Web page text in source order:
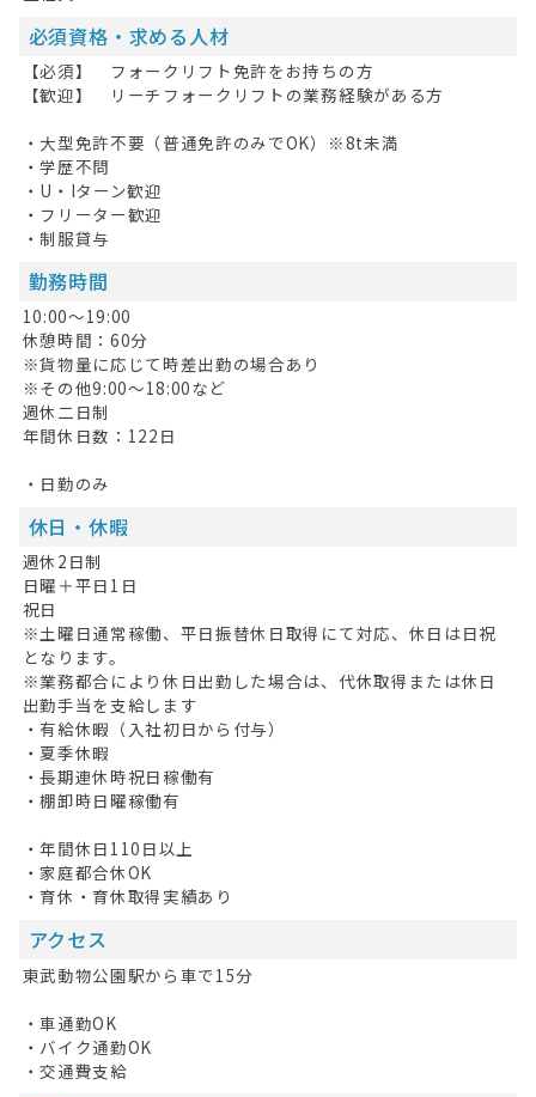
お問い合わせ
掲載希望の方へ
必須資格・求める人材
【必須】 フォークリフト免許をお持ちの方
【歓迎】 リーチフォークリフトの業務経験がある方
・大型免許不要（普通免許のみでOK）※8t未満
・学歴不問
・U・Iターン歓迎
・フリーター歓迎
・制服貸与
勤務時間
10:00～19:00
休憩時間：60分
※貨物量に応じて時差出勤の場合あり
※その他9:00～18:00など
週休二日制
年間休日数：122日
・日勤のみ
休日・休暇
週休2日制
日曜＋平日1日
祝日
※土曜日通常稼働、平日振替休日取得にて対応、休日は日祝
となります。
※業務都合により休日出勤した場合は、代休取得または休日
出勤手当を支給します
・有給休暇（入社初日から付与）
・夏季休暇
・長期連休時祝日稼働有
・棚卸時日曜稼働有
・年間休日110日以上
・家庭都合休OK
・育休・育休取得実績あり
アクセス
東武動物公園駅から車で15分
・車通勤OK
・バイク通勤OK
・交通費支給